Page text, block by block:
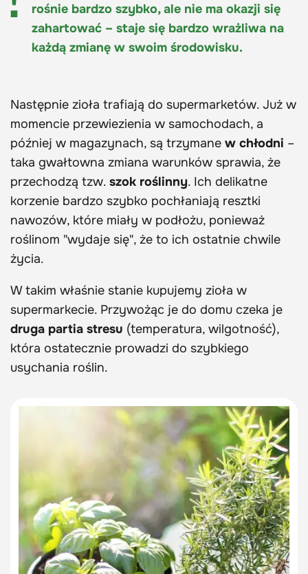
rośnie bardzo szybko, ale nie ma okazji się
zahartować – staje się bardzo wrażliwa na
każdą zmianę w swoim środowisku.
Następnie zioła trafiają do supermarketów. Już w
momencie przewiezienia w samochodach, a
później w magazynach, są trzymane w chłodni –
taka gwałtowna zmiana warunków sprawia, że
przechodzą tzw. szok roślinny. Ich delikatne
korzenie bardzo szybko pochłaniają resztki
nawozów, które miały w podłożu, ponieważ
roślinom "wydaje się", że to ich ostatnie chwile
życia.
W takim właśnie stanie kupujemy zioła w
supermarkecie. Przywożąc je do domu czeka je
druga partia stresu (temperatura, wilgotność),
która ostatecznie prowadzi do szybkiego
usychania roślin.